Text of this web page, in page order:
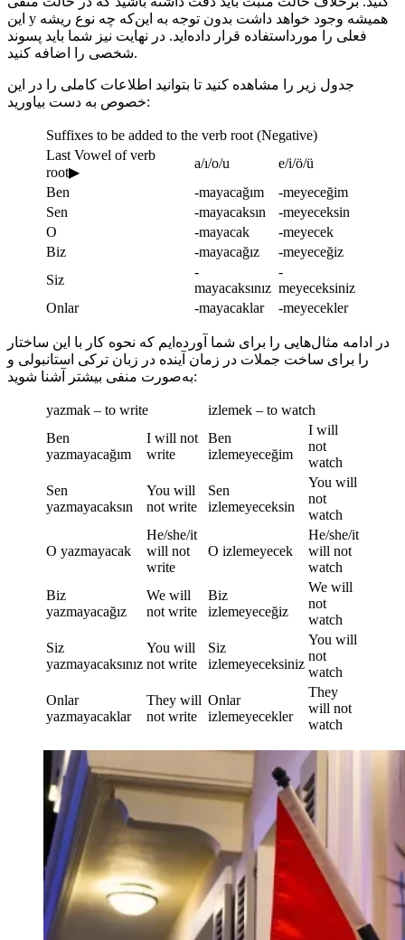
این y همیشه وجود خواهد داشت بدون توجه به این‌که چه نوع ریشه
فعلی را مورداستفاده قرار داده‌اید. در نهایت نیز شما باید پسوند
شخصی را اضافه کنید.
جدول زیر را مشاهده کنید تا بتوانید اطلاعات کاملی را در این
خصوص به دست بیاورید:
Suffixes to be added to the verb root (Negative)
Last Vowel of verb
root▶
a/ı/o/u
e/i/ö/ü
Ben
-mayacağım
-meyeceğim
Sen
-mayacaksın
-meyeceksin
O
-mayacak
-meyecek
Biz
-mayacağız
-meyeceğiz
Siz
-
mayacaksınız
-
meyeceksiniz
Onlar
-mayacaklar -meyecekler
در ادامه مثال‌هایی را برای شما آورده‌ایم که نحوه کار با این ساختار
را برای ساخت جملات در زمان آینده در زبان ترکی استانبولی و
به‌صورت منفی بیشتر آشنا شوید:
yazmak – to write
izlemek – to watch
Ben
yazmayacağım
I will not
write
Ben
izlemeyeceğim
I will
not
watch
Sen
yazmayacaksın
You will
not write
Sen
izlemeyeceksin
You will
not
watch
O yazmayacak
He/she/it
will not
write
O izlemeyecek
He/she/it
will not
watch
Biz
yazmayacağız
We will
not write
Biz
izlemeyeceğiz
We will
not
watch
Siz
yazmayacaksınız
You will
not write
Siz
izlemeyeceksiniz
You will
not
watch
Onlar
yazmayacaklar
They will
not write
Onlar
izlemeyecekler
They
will not
watch